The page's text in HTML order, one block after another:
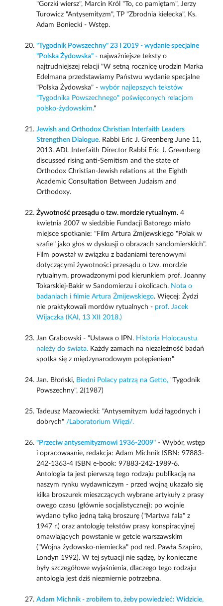
"Gorzki wiersz", Marcin Król "To, co pamiętam", Jerzy
Turowicz "Antysemityzm", TP "Zbrodnia kielecka", Ks.
Adam Boniecki - Wstęp.
"Tygodnik Powszechny" 23 I 2019 - wydanie specjalne
"Polska Żydowska" -najważniejsze teksty o
najtrudniejszej relacji "W setną rocznicę urodzin Marka
Edelmana przedstawiamy Państwu wydanie specjalne
"Polska Żydowska" - wybór najlepszych tekstów
"Tygodnika Powszechnego" poświęconych relacjom
polsko-żydowskim."
Jewish and Orthodox Christian Interfaith Leaders
Strengthen Dialogue.Rabbi Eric J. Greenberg June 11,
2013. ADL Interfaith Director Rabbi Eric J. Greenberg
discussed rising anti-Semitism and the state of
Orthodox Christian-Jewish relations at the Eighth
Academic Consultation Between Judaism and
Orthodoxy.
Żywotność przesądu o tzw. mordzie rytualnym.4
kwietnia 2007 w siedzibie Fundacji Batorego miało
miejsce spotkanie: "Film Artura Żmijewskiego "Polak w
szafie" jako głos w dyskusji o obrazach sandomierskich".
Film powstał w związku z badaniami terenowymi
dotyczącymi żywotności przesądu o tzw. mordzie
rytualnym, prowadzonymi pod kierunkiem prof. Joanny
Tokarskiej-Bakir w Sandomierzu i okolicach. Nota o
badaniach i filmie Artura Żmijewskiego. Więcej: Żydzi
nie praktykowali mordów rytualnych - prof. Jacek
Wijaczka (KAI, 13 XII 2018.)
Jan Grabowski - "Ustawa o IPN. Historia Holocaustu
należy do świata.Każdy zamach na niezależność badań
spotka się z międzynarodowym potępieniem"
Jan. Błoński, Biedni Polacy patrzą na Getto,"Tygodnik
Powszechny", 2(1987)
Tadeusz Mazowiecki: "Antysemityzm ludzi łagodnych i
dobrych" /Laboratorium Więzi/.
"Przeciw antysemityzmowi 1936-2009"- Wybór, wstęp
i opracowaanie, redakcja: Adam Michnik ISBN: 97883-
242-1363-4 ISBN e-book: 97883-242-1989-6.
Antologia ta jest pierwszą tego rodzaju publikacją na
naszym rynku wydawniczym - przed wojną ukazało się
kilka broszurek mieszczących wybrane artykuły z prasy
owego czasu (głównie socjalistycznej); po wojnie
wydano tylko jedną taką broszurę ("Martwa fala" z
1947 r.) oraz antologię tekstów prasy konspiracyjnej
omawiających powstanie w getcie warszawskim
("Wojna żydowsko-niemiecka" pod red. Pawła Szapiro,
Londyn 1992). W tej sytuacji nie sądzę, by konieczne
były szczegółowe wyjaśnienia, dlaczego tego rodzaju
antologia jest dziś niezmiernie potrzebna.
Adam Michnik - zrobiłem to, żeby powiedzieć: Widzicie,